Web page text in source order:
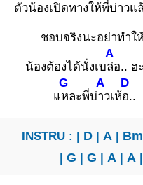
ตัวน้องเปิดทางให้พี่บ่าวแ
ชอบจริงนะอย่าทำใ
น้องต้องได้นั่งเบ
A
ล่อ.. ฮ
แ
G
หละพี่บ่
A
าวเห้
D
อ
INSTRU : | D | A | Bm
|G |G | A | A |